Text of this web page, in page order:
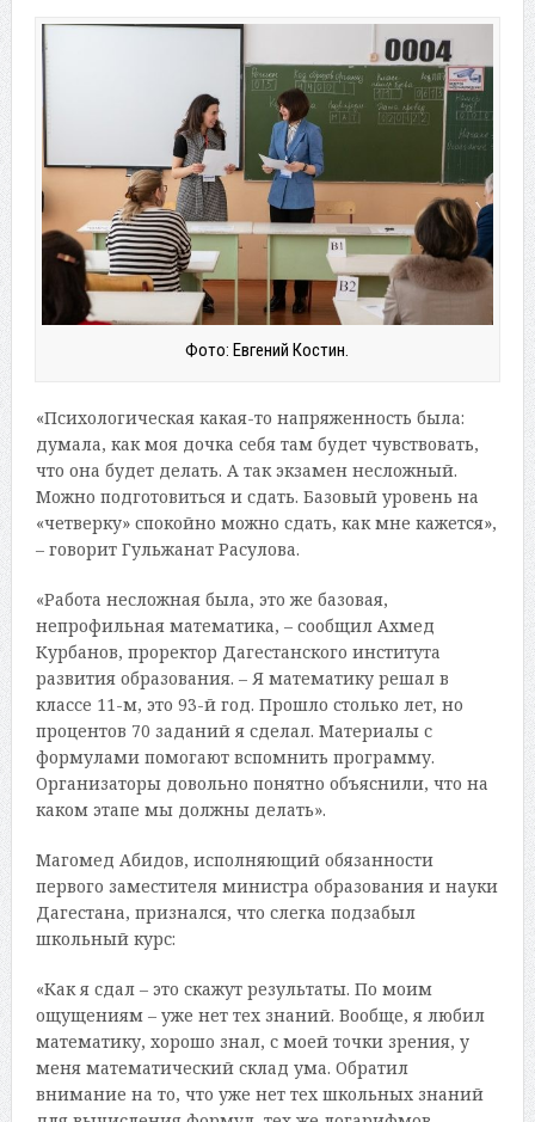
Фото: Евгений Костин.
«Психологическая какая-то напряженность была:
думала, как моя дочка себя там будет чувствовать,
что она будет делать. А так экзамен несложный.
Можно подготовиться и сдать. Базовый уровень на
«четверку» спокойно можно сдать, как мне кажется»,
– говорит Гульжанат Расулова.
«Работа несложная была, это же базовая,
непрофильная математика, – сообщил Ахмед
Курбанов, проректор Дагестанского института
развития образования. – Я математику решал в
классе 11-м, это 93-й год. Прошло столько лет, но
процентов 70 заданий я сделал. Материалы с
формулами помогают вспомнить программу.
Организаторы довольно понятно объяснили, что на
каком этапе мы должны делать».
Магомед Абидов, исполняющий обязанности
первого заместителя министра образования и науки
Дагестана, признался, что слегка подзабыл
школьный курс:
«Как я сдал – это скажут результаты. По моим
ощущениям – уже нет тех знаний. Вообще, я любил
математику, хорошо знал, с моей точки зрения, у
меня математический склад ума. Обратил
внимание на то, что уже нет тех школьных знаний